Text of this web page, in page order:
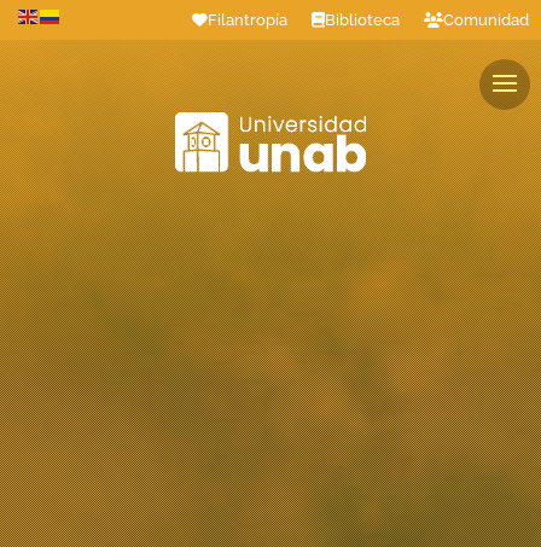
Filantropía Biblioteca Comunidad
Estudiantes Profesores Colaboradores Graduados